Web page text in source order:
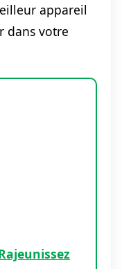
appareil
dans votre